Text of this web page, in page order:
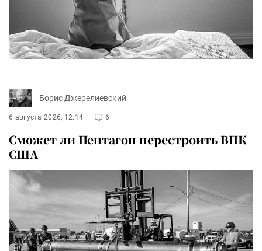
Борис Джерелиевский
6 августа 2026, 12:14 6
Сможет ли Пентагон перестроить ВПК
США